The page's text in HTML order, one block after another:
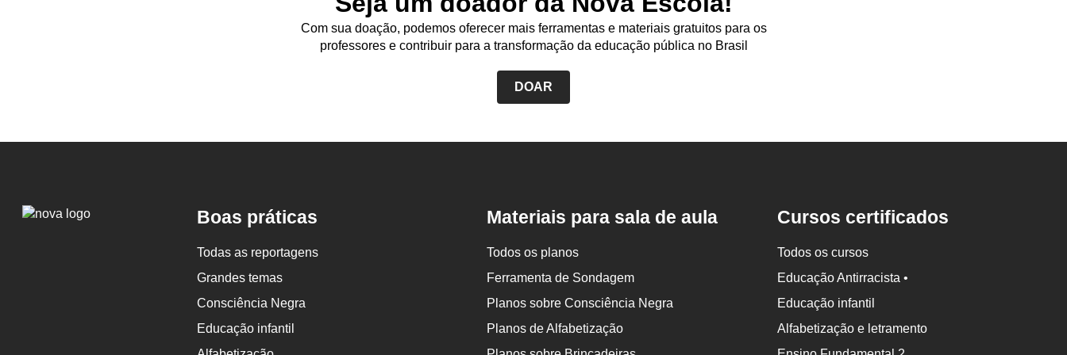
expressão e a ambientação das crianças com a escola. Confira:
Indicado para:bebês
Material:Cesto ou caixa, imagens diversas (pessoas, objetos, animais etc)
Espaço:Sala de referência
Com sua doação, podemos oferecer mais ferramentas e materiais gratuitos para os
professores e contribuir para a transformação da educação pública no Brasil
DOAR
Logo
Boas práticas
Todas as reportagens
Grandes temas
Consciência Negra
Educação infantil
Materiais para sala de aula
Todos os planos
Ferramenta de Sondagem
Planos sobre Consciência Negra
Planos de Alfabetização
Cursos certificados
Todos os cursos
Educação Antirracista •
Educação infantil
Alfabetização e letramento